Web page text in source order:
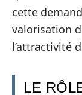
cette
valorisation
l’attractivité
LE